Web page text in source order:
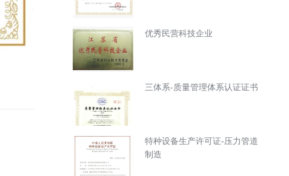
优秀民营科技企业
三体系-质量管理体系认证证书
特种设备生产许可证-压力管道
制造